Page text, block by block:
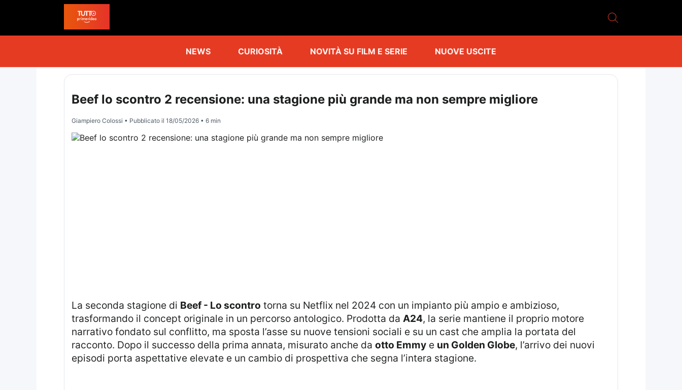
NEWS CURIOSITÀ NOVITÀ SU FILM E SERIE NUOVE USCITE
Beef lo scontro 2 recensione: una stagione più grande ma non sempre migliore
Giampiero Colossi • Pubblicato il 18/05/2026• 6 min
La seconda stagione di Beef - Lo scontro torna su Netflix nel 2024 con un impianto più ampio e ambizioso,
trasformando il concept originale in un percorso antologico. Prodotta da A24, la serie mantiene il proprio motore
narrativo fondato sul conflitto, ma sposta l’asse su nuove tensioni sociali e su un cast che amplia la portata del
racconto. Dopo il successo della prima annata, misurato anche da otto Emmye un Golden Globe, l’arrivo dei nuovi
episodi porta aspettative elevate e un cambio di prospettiva che segna l’intera stagione.